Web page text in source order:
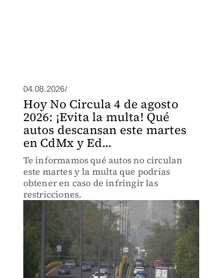
04.08.2026/
Hoy No Circula 4 de agosto
2026: ¡Evita la multa! Qué
autos descansan este martes
en CdMx y Ed...
Te informamos qué autos no circulan
este martes y la multa que podrías
obtener en caso de infringir las
restricciones.